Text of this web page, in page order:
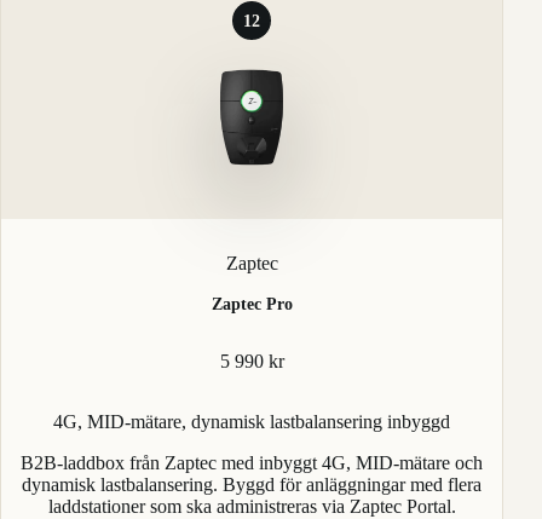
12
Zaptec
Zaptec Pro
5 990 kr
4G, MID-mätare, dynamisk lastbalansering inbyggd
B2B-laddbox från Zaptec med inbyggt 4G, MID-mätare och
dynamisk lastbalansering. Byggd för anläggningar med flera
laddstationer som ska administreras via Zaptec Portal.